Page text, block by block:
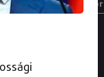
Üzlet